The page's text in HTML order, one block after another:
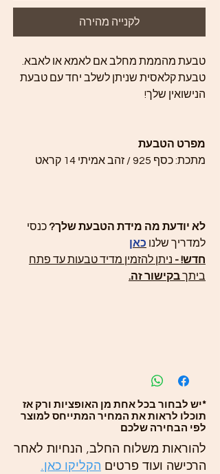
לקנייה מהירה
טבעת מהממת מחלב אם לאמא או לאבא.
טבעת קלאסית שניתן לשלב יחד עם טבעת
הנישואין שלך!
מפרט הטבעת
מתכת: כסף 925 / זהב אמיתי 14 קראט
לא יודעת מה מידת הטבעת שלך?כנסי
למדריך שלנו כאן
חדש! - ניתן להזמין מדיד טבעות עד פתח
ביתךבקישור זה.
*יש לבחור בכל אחת מן האופציות ורק אז
תוכלו לראות את המחיר המתייחס למוצר
לפי הבחירה שלכם
להוראות משלוח החלב, הנחיות לאחר
הרכישה ועוד פרטים הקליקו כאן.